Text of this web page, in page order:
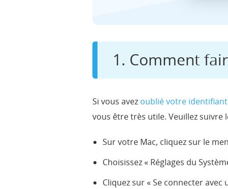
1. Comment
Si vous avez oublié votre
vous être très utile. Veuillez suivre
Sur votre Mac, cliquez sur le
Choisissez « Réglages du
Cliquez sur « Se connecter